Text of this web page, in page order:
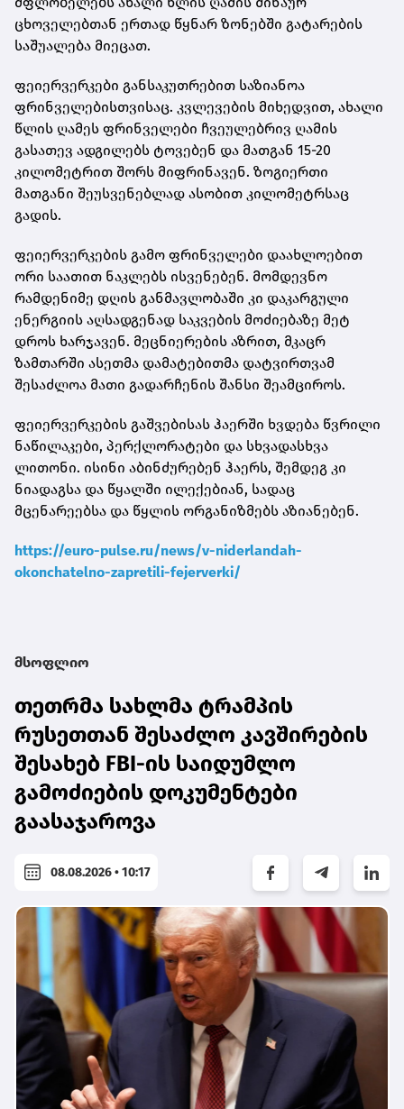
ცხოველებთან ერთად წყნარ ზონებში გატარების
საშუალება მიეცათ.
ფეიერვერკები განსაკუთრებით საზიანოა
ფრინველებისთვისაც. კვლევების მიხედვით, ახალი
წლის ღამეს ფრინველები ჩვეულებრივ ღამის
გასათევ ადგილებს ტოვებენ და მათგან 15-20
კილომეტრით შორს მიფრინავენ. ზოგიერთი
მათგანი შეუსვენებლად ასობით კილომეტრსაც
გადის.
ფეიერვერკების გამო ფრინველები დაახლოებით
ორი საათით ნაკლებს ისვენებენ. მომდევნო
რამდენიმე დღის განმავლობაში კი დაკარგული
ენერგიის აღსადგენად საკვების მოძიებაზე მეტ
დროს ხარჯავენ. მეცნიერების აზრით, მკაცრ
ზამთარში ასეთმა დამატებითმა დატვირთვამ
შესაძლოა მათი გადარჩენის შანსი შეამციროს.
ფეიერვერკების გაშვებისას ჰაერში ხვდება წვრილი
ნაწილაკები, პერქლორატები და სხვადასხვა
ლითონი. ისინი აბინძურებენ ჰაერს, შემდეგ კი
ნიადაგსა და წყალში ილექებიან, სადაც
მცენარეებსა და წყლის ორგანიზმებს აზიანებენ.
https://euro-pulse.ru/news/v-niderlandah-
okonchatelno-zapretili-fejerverki/
მსოფლიო
თეთრმა სახლმა ტრამპის
რუსეთთან შესაძლო კავშირების
შესახებ FBI-ის საიდუმლო
გამოძიების დოკუმენტები
გაასაჯაროვა
08.08.2026 • 10:17